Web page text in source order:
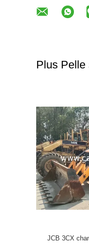
Plus Pelle
d'occasion